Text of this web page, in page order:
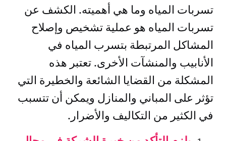
تسربات المياه وما هي أهميته. الكشف عن
تسربات المياه هو عملية تشخيص وإصلاح
المشاكل المرتبطة بتسرب المياه في
الأنابيب والمنشآت الأخرى. تعتبر هذه
المشكلة من القضايا الشائعة والخطيرة التي
تؤثر على المباني والمنازل ويمكن أن تتسبب
في الكثير من التكاليف والأضرار.